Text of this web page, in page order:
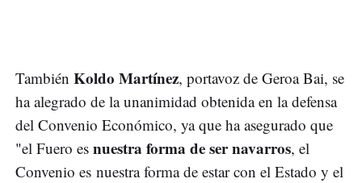
También Koldo Martínez, portavoz de Geroa Bai, se
ha alegrado de la unanimidad obtenida en la defensa
del Convenio Económico, ya que ha asegurado que
"el Fuero es nuestra forma de ser navarros, el
Convenio es nuestra forma de estar con el Estado y el